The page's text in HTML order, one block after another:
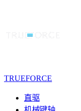
TRUEFORCE
直驱